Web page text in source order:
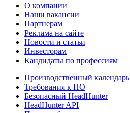
О компании
Наши вакансии
Партнерам
Реклама на сайте
Новости и статьи
Инвесторам
Кандидаты по профессиям
Производственный календарь
Требования к ПО
Безопасный HeadHunter
HeadHunter API